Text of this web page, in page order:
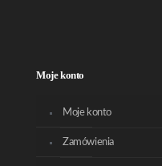
Moje konto
Moje konto
Zamówienia